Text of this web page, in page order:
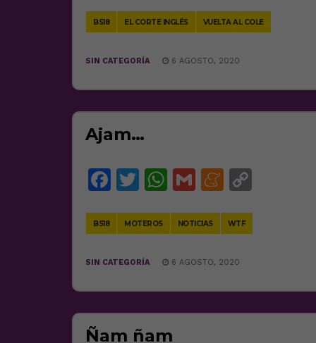
BS18 EL CORTE INGLÉS VUELTA AL COLE
SIN CATEGORÍA 6 AGOSTO, 2020
Ajam…
Facebook
Twitter
WhatsApp
GmailMeneame
BS18 MOTEROS NOTICIAS WTF
SIN CATEGORÍA 6 AGOSTO, 2020
Ñam ñam